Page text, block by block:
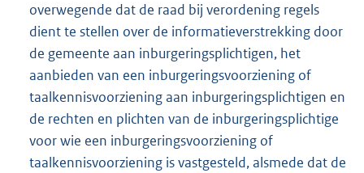
overwegende dat de raad bij verordening regels
dient te stellen over de informatieverstrekking door
de gemeente aan inburgeringsplichtigen, het
aanbieden van een inburgeringsvoorziening of
taalkennisvoorziening aan inburgeringsplichtigen en
de rechten en plichten van de inburgeringsplichtige
voor wie een inburgeringsvoorziening of
taalkennisvoorziening is vastgesteld, alsmede dat de